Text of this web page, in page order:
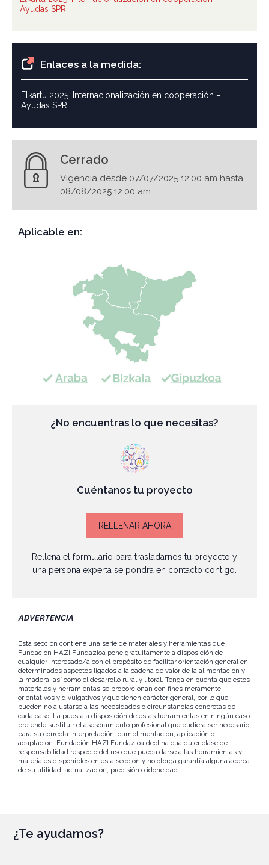
Ayudas SPRI
Enlaces a la medida:
Elkartu 2025. Internacionalización en cooperación –
Ayudas SPRI
Cerrado
Vigencia desde 07/07/2025 12:00 am hasta
08/08/2025 12:00 am
Aplicable en:
¿No encuentras lo que necesitas?
Cuéntanos tu proyecto
RELLENAR AHORA
Rellena el formulario para trasladarnos tu proyecto y
una persona experta se pondra en contacto contigo.
ADVERTENCIA
Esta sección contiene una serie de materiales y herramientas que
Fundación HAZI Fundazioa pone gratuitamente a disposición de
cualquier interesado/a con el propósito de facilitar orientación general en
determinados aspectos ligados a la cadena de valor de la alimentación y
la madera, así como el desarrollo rural y litoral. Tenga en cuenta que estos
materiales y herramientas se proporcionan con fines meramente
orientativos y divulgativos y que tienen carácter general, por lo que
pueden no ajustarse a las necesidades o circunstancias concretas de
cada caso. La puesta a disposición de estas herramientas en ningún caso
pretende sustituir el asesoramiento profesional que pudiera ser necesario
para su correcta interpretación, cumplimentación, aplicación o
adaptación. Fundación HAZI Fundazioa declina cualquier clase de
responsabilidad respecto del uso que pueda darse a las herramientas y
materiales disponibles en esta sección y no otorga garantía alguna acerca
de su utilidad, actualización, precisión o idoneidad.
¿Te ayudamos?